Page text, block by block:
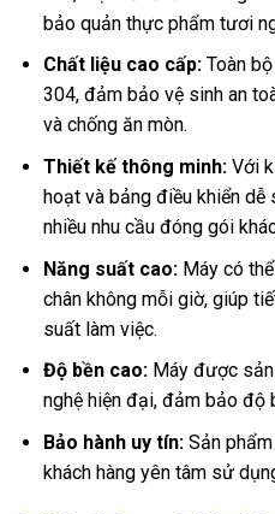
bảo quản thực phẩm tươi
Chất liệu cao cấp:Toàn
304, đảm bảo vệ sinh an
và chống ăn mòn.
Thiết kế thông minh:Với
hoạt và bảng điều khiển
nhiều nhu cầu đóng gói
Năng suất cao:Máy có thể
chân không mỗi giờ, giúp
suất làm việc.
Độ bền cao:Máy được sản
nghệ hiện đại, đảm bảo độ
Bảo hành uy tín:Sản phẩm
khách hàng yên tâm sử